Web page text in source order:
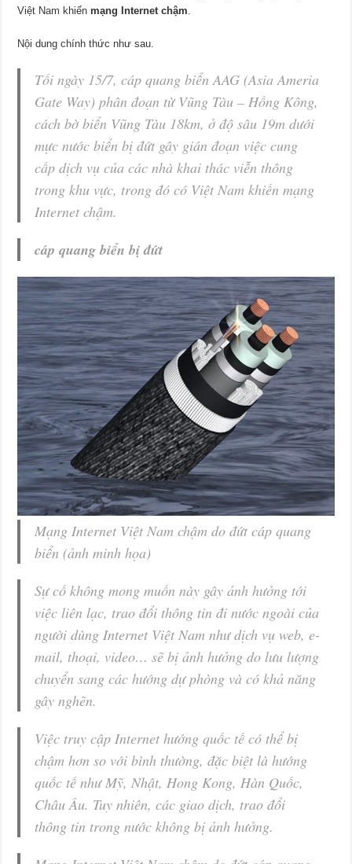
Việt Nam khiếnmạng Internet chậm
Nội dung chính thức như sau.
Tối ngày 15/7, cáp quang biển AAG (Asia Ameria
Gate Way) phân đoạn từ Vũng Tàu – Hồng Kông,
cách bờ biển Vũng Tàu 18km, ở độ sâu 19m dưới
mực nước biển bị đứt gây gián đoạn việc cung
cấp dịch vụ của các nhà khai thác viễn thông
trong khu vực, trong đó có Việt Nam khiến mạng
Internet chậm.
cáp quang biển bị đứt
Mạng Internet Việt Nam chậm do đứt cáp quang
biển (ảnh minh họa)
Sự cố không mong muốn này gây ảnh hưởng tới
việc liên lạc, trao đổi thông tin đi nước ngoài của
người dùng Internet Việt Nam như dịch vụ web, e-
mail, thoại, video… sẽ bị ảnh hưởng do lưu lượng
chuyển sang các hướng dự phòng và có khả năng
gây nghẽn.
Việc truy cập Internet hướng quốc tế có thể bị
chậm hơn so với bình thường, đặc biệt là hướng
quốc tế như Mỹ, Nhật, Hong Kong, Hàn Quốc,
Châu Âu. Tuy nhiên, các giao dịch, trao đổi
thông tin trong nước không bị ảnh hưởng.